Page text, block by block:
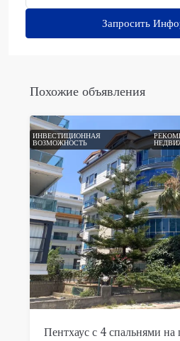
Запросить
Похожие объявления
ИНВЕСТИЦИОННАЯ
ВОЗМОЖНОСТЬ
Пентхаус с 4 спальнями